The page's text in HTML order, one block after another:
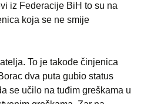
iz Federacije BiH to su na
koja se ne smije
To je takođe činjenica
dva puta gubio status
se učilo na tuđim greškama u